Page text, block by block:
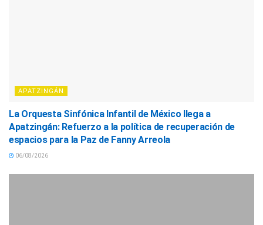
APATZINGÁN
La Orquesta Sinfónica Infantil de México llega a
Apatzingán: Refuerzo a la política de recuperación de
espacios para la Paz de Fanny Arreola
06/08/2026